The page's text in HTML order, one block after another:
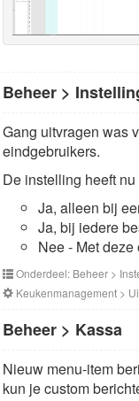
Beheer >
Gang uitvragen was
eindgebruikers.
De instelling heeft
Ja, alleen bij
Ja, bij iedere
Nee - Met
Onderdeel: Beheer >
Keukenmanagement >
Beheer > Kassa
Nieuw menu-item
kun je custom